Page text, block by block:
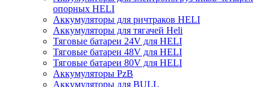
опорных HELI
Аккумуляторы для ричтраков HELI
Аккумуляторы для тягачей Heli
Тяговые батареи 24V для HELI
Тяговые батареи 48V для HELI
Тяговые батареи 80V для HELI
Аккумуляторы PzB
Аккумуляторы для BULL